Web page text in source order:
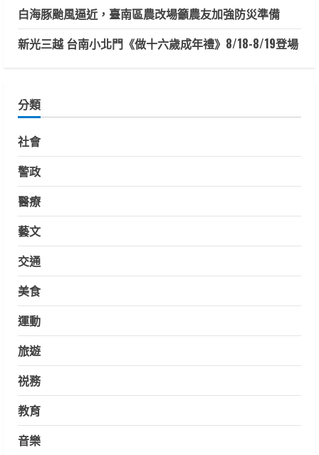
白海豚颱風逼近，臺南區農改場籲農友加強防災準備
新光三越 台南小北門《做十六歲成年禮》8/18-8/19登場
分類
社會
警政
醫療
藝文
交通
美食
運動
旅遊
祱務
教育
音樂